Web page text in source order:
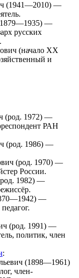
(1941—2010) —
—
русских
(начало XX
и
(род. 1972) —
РАН
(род. 1986) —
(род. 1970) —
России.
1982) —
—
(род. 1991) —
политик, член
:
(1898—1961)
член-